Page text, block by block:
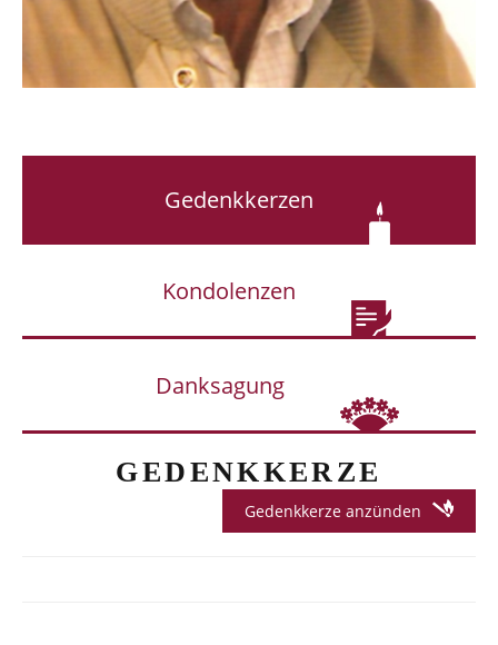
Gedenkkerzen
Kondolenzen
Danksagung
GEDENKKERZE
Gedenkkerze anzünden